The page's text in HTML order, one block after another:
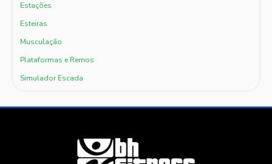
Estações
Esteiras
Musculação
Plataformas e Remos
Simulador Escada